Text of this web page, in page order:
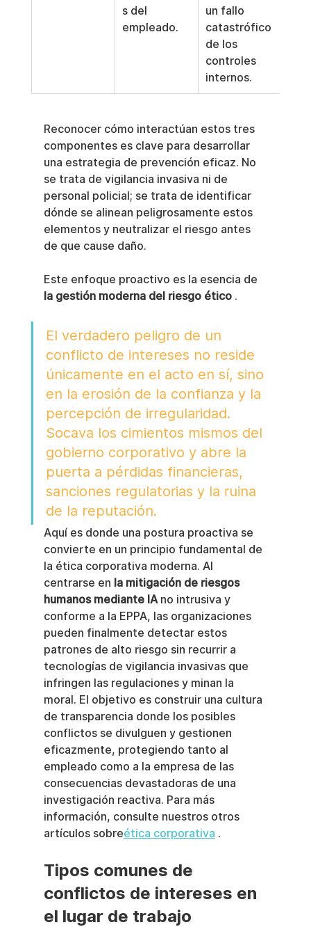
s del
empleado.
un fallo
catastrófico
de los
controles
internos.
Reconocer cómo interactúan estos tres
componentes es clave para desarrollar
una estrategia de prevención eficaz. No
se trata de vigilancia invasiva ni de
personal policial; se trata de identificar
dónde se alinean peligrosamente estos
elementos y neutralizar el riesgo antes
de que cause daño.
Este enfoque proactivo es la esencia de
la gestión moderna del riesgo ético .
El verdadero peligro de un
conflicto de intereses no reside
únicamente en el acto en sí, sino
en la erosión de la confianza y la
percepción de irregularidad.
Socava los cimientos mismos del
gobierno corporativo y abre la
puerta a pérdidas financieras,
sanciones regulatorias y la ruina
de la reputación.
Aquí es donde una postura proactiva se
convierte en un principio fundamental de
la ética corporativa moderna. Al
centrarse en la mitigación de riesgos
humanos mediante IA no intrusiva y
conforme a la EPPA, las organizaciones
pueden finalmente detectar estos
patrones de alto riesgo sin recurrir a
tecnologías de vigilancia invasivas que
infringen las regulaciones y minan la
moral. El objetivo es construir una cultura
de transparencia donde los posibles
conflictos se divulguen y gestionen
eficazmente, protegiendo tanto al
empleado como a la empresa de las
consecuencias devastadoras de una
investigación reactiva. Para más
información, consulte nuestros otros
artículos sobreética corporativa .
Tipos comunes de
conflictos de intereses en
el lugar de trabajo